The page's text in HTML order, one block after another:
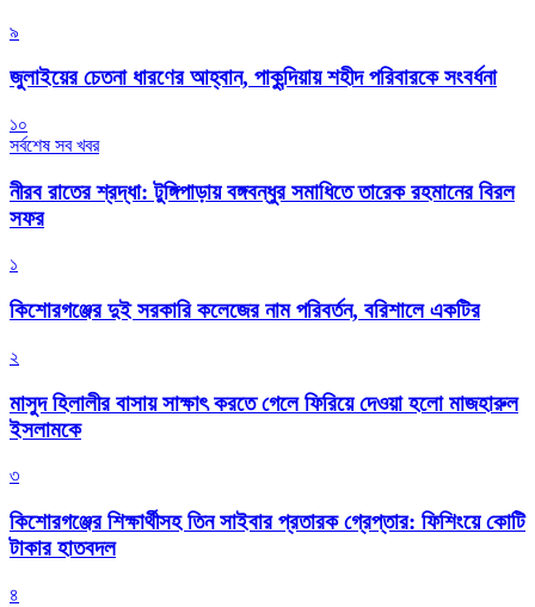
৯
জুলাইয়ের চেতনা ধারণের আহ্বান, পাকুন্দিয়ায় শহীদ পরিবারকে সংবর্ধনা
১০
সর্বশেষ সব খবর
নীরব রাতের শ্রদ্ধা: টুঙ্গিপাড়ায় বঙ্গবন্ধুর সমাধিতে তারেক রহমানের বিরল
সফর
১
কিশোরগঞ্জের দুই সরকারি কলেজের নাম পরিবর্তন, বরিশালে একটির
২
মাসুদ হিলালীর বাসায় সাক্ষাৎ করতে গেলে ফিরিয়ে দেওয়া হলো মাজহারুল
ইসলামকে
৩
কিশোরগঞ্জের শিক্ষার্থীসহ তিন সাইবার প্রতারক গ্রেপ্তার: ফিশিংয়ে কোটি
টাকার হাতবদল
৪